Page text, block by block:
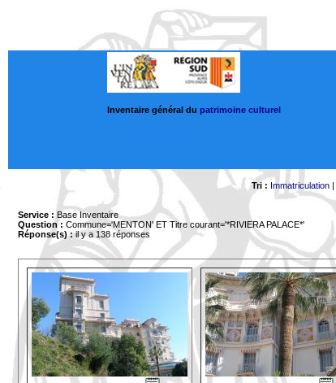
Inventaire général du patrimoine culturel
Tri : Immatriculation|
Service : Base Inventaire
Question : Commune='MENTON' ET Titre courant='*RIVIERA PALACE*'
Réponse(s) :il y a 138 réponses